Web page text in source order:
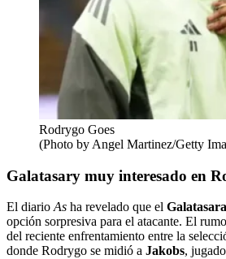
Rodrygo Goes
(Photo by Angel Martinez/Getty
Galatasary muy interesado en
El diario As ha revelado que el
opción sorpresiva para el atacante. El
del reciente enfrentamiento entre la
donde Rodrygo se midió a Jakobs,